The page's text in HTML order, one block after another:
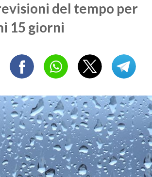
del tempo per
15 giorni